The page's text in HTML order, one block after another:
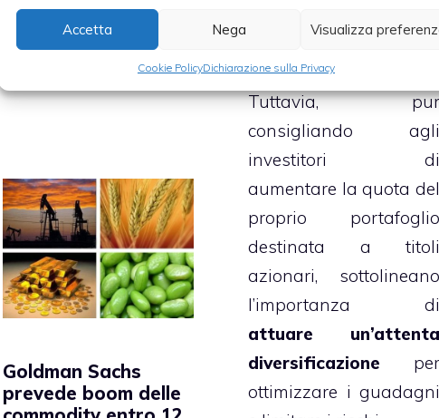
Accetta Nega Visualizza
Cookie PolicyDichiarazione sulla Privacy
corso degli ultimi mesi.
nel corso del
prossimo anno.
Tuttavia, pur
consigliando agli
investitori di
aumentare la quota del
proprio portafoglio
destinata a titoli
azionari, sottolineano
l’importanza di
attuare un’attenta
diversificazione per
ottimizzare i guadagni
Goldman Sachs
prevede boom delle